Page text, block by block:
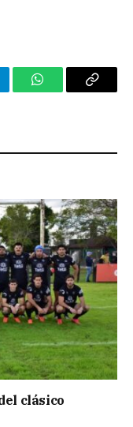
WhatsAppCopy
clásico